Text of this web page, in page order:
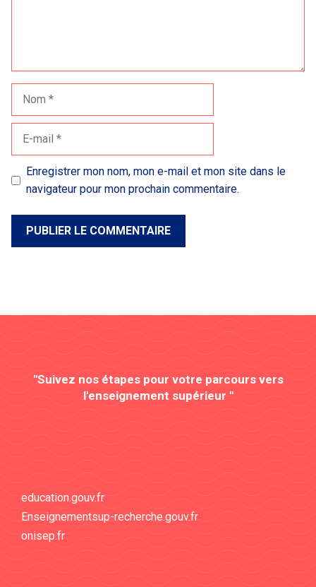
Nom
Enregistrer mon nom, mon e-mail et mon site dans le
navigateur pour mon prochain commentaire.
"Suivez nos étapes pour votre parcours vers
l'enseignement supérieur "
education.gouv.fr
Enseignementsup-recherche.gouv.fr
onisep.fr